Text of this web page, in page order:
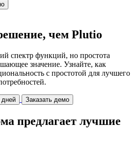
чем Plutio
спектр функций, но простота
значение. Узнайте, как
с простотой для лучшего
дней Заказать демо
предлагает лучшие